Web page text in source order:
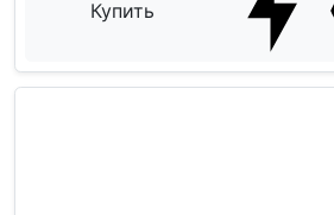
Купить